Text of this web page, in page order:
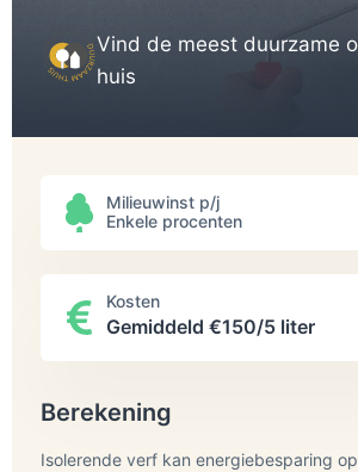
Vind de meest duurzame
huis
Milieuwinst p/j
Enkele procenten
Kosten
Gemiddeld €150/5 liter
Berekening
Isolerende verf kan energiebesparing